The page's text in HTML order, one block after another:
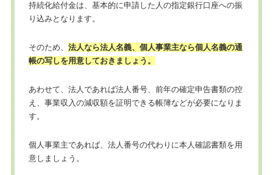
持続化給付金は、基本的に申請した人の指定銀行口座への振
り込みとなります。
そのため、法人なら法人名義、個人事業主なら個人名義の通
帳の写しを用意しておきましょう。
あわせて、法人であれば法人番号、前年の確定申告書類の控
え、事業収入の減収額を証明できる帳簿などが必要になりま
す。
個人事業主であれば、法人番号の代わりに本人確認書類を用
意しましょう。